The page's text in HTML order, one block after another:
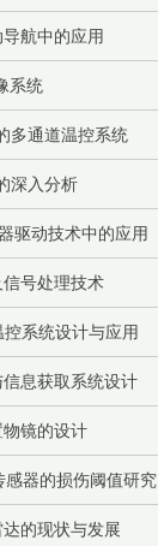
航中的应用
系统
多通道温控系统
深入分析
驱动技术中的应用
号处理技术
系统设计与应用
息获取系统设计
镜的设计
器的损伤阈值研究
的现状与发展